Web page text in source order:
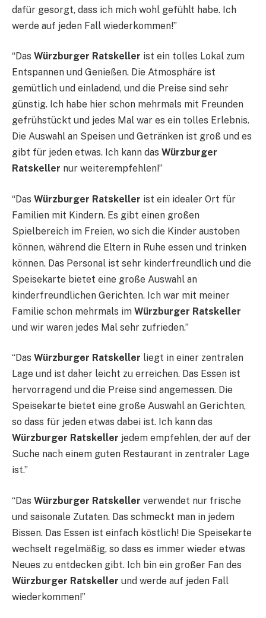
dafür gesorgt, dass ich mich wohl gefühlt habe. Ich
werde auf jeden Fall wiederkommen!”
“Das Würzburger Ratskeller ist ein tolles Lokal zum
Entspannen und Genießen. Die Atmosphäre ist
gemütlich und einladend, und die Preise sind sehr
günstig. Ich habe hier schon mehrmals mit Freunden
gefrühstückt und jedes Mal war es ein tolles Erlebnis.
Die Auswahl an Speisen und Getränken ist groß und es
gibt für jeden etwas. Ich kann das Würzburger
Ratskeller nur weiterempfehlen!”
“Das Würzburger Ratskeller ist ein idealer Ort für
Familien mit Kindern. Es gibt einen großen
Spielbereich im Freien, wo sich die Kinder austoben
können, während die Eltern in Ruhe essen und trinken
können. Das Personal ist sehr kinderfreundlich und die
Speisekarte bietet eine große Auswahl an
kinderfreundlichen Gerichten. Ich war mit meiner
Familie schon mehrmals im Würzburger Ratskeller
und wir waren jedes Mal sehr zufrieden.”
“Das Würzburger Ratskeller liegt in einer zentralen
Lage und ist daher leicht zu erreichen. Das Essen ist
hervorragend und die Preise sind angemessen. Die
Speisekarte bietet eine große Auswahl an Gerichten,
so dass für jeden etwas dabei ist. Ich kann das
Würzburger Ratskeller jedem empfehlen, der auf der
Suche nach einem guten Restaurant in zentraler Lage
ist.”
“Das Würzburger Ratskeller verwendet nur frische
und saisonale Zutaten. Das schmeckt man in jedem
Bissen. Das Essen ist einfach köstlich! Die Speisekarte
wechselt regelmäßig, so dass es immer wieder etwas
Neues zu entdecken gibt. Ich bin ein großer Fan des
Würzburger Ratskeller und werde auf jeden Fall
wiederkommen!”